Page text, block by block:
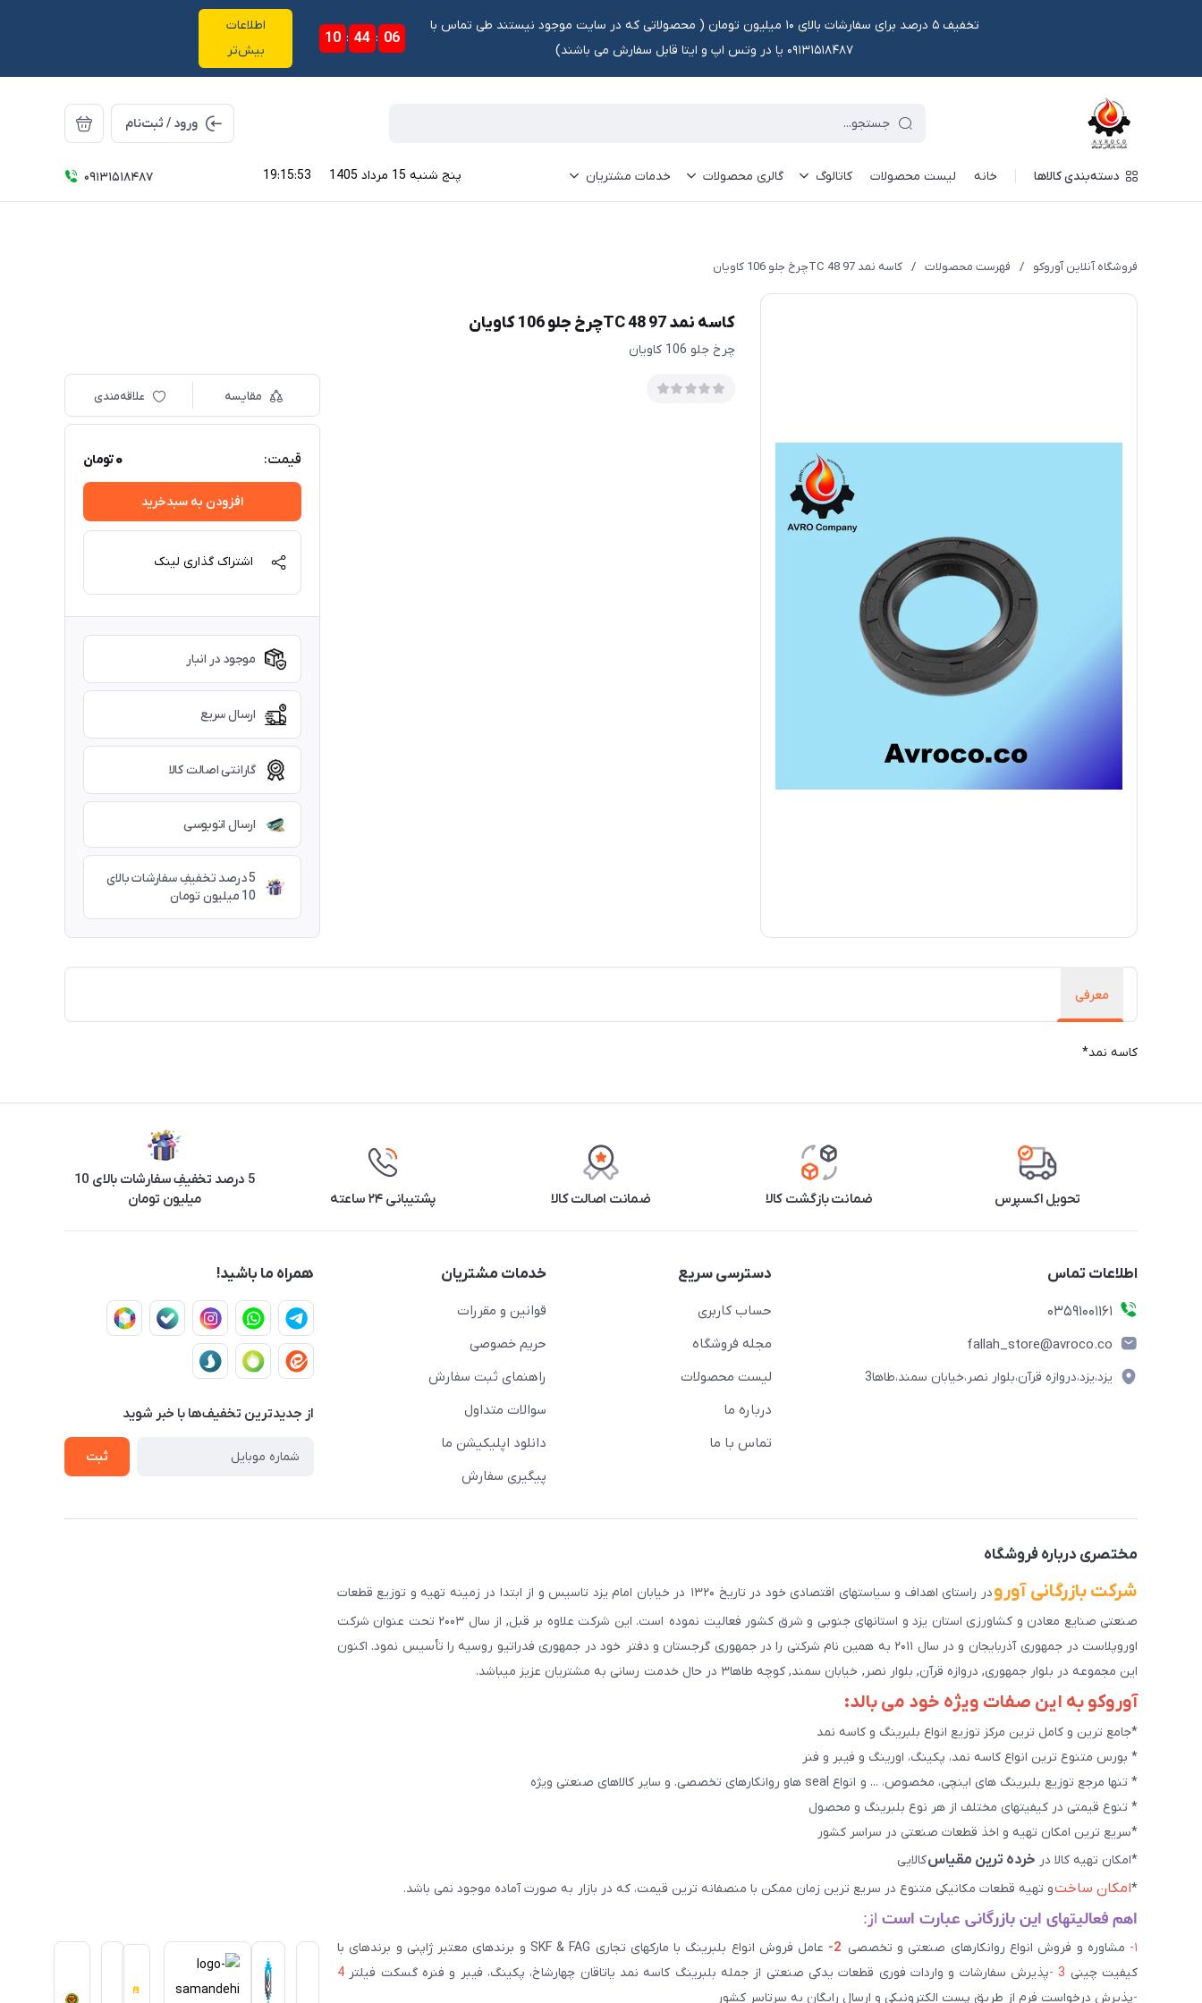
تخفیف ۵ درصد برای سفارشات بالای ۱۰ میلیون تومان ‌‌(‌‌ محصولاتی که در سایت موجود نیستند طی تماس با
۰۹۱۳۱۵۱۸۴۸۷ یا در وتس اپ و ایتا قابل سفارش می باشند)
10 : 44 : 06
اطلاعات
بیش‌تر
ورود / ثبت‌نام
دسته‌بندی کالاها خانه لیست محصولات کاتالوگ گالری محصولات خدمات مشتریان پنج شنبه 15 مرداد 1405 19:15:53
09131518487
فروشگاه آنلاین آوروکو / فهرست محصولات / کاسه نمد TC 48 97چرخ جلو 106 کاویان
کاسه نمد TC 48 97چرخ جلو 106 کاویان
چرخ جلو 106 کاویان
مقایسه علاقه‌مندی
قیمت: 0تومان
افزودن به سبدخرید
اشتراک گذاری لینک
موجود در انبار
ارسال سریع
گارانتی اصالت کالا
ارسال اتوبوسی
5 درصد تخفیفِ سفارشات بالای
10 میلیون تومان
معرفی
کاسه نمد*
تحویل اکسپرس ضمانت بازگشت کالا ضمانت اصالت کالا پشتیبانی ۲۴ ساعته
5 درصد تخفیفِ سفارشات بالای 10
میلیون تومان
اطلاعات تماس
03591001161
fallah_store@avroco.co
یزد،یزد،دروازه قرآن،بلوار نصر،خیابان سمند،طاها3
دسترسی سریع
حساب کاربری
مجله فروشگاه
لیست محصولات
درباره ما
تماس با ما
خدمات مشتریان
قوانین و مقررات
حریم خصوصی
راهنمای ثبت سفارش
سوالات متداول
دانلود اپلیکیشن ما
پیگیری سفارش
همراه ما باشید!
از جدید‌ترین تخفیف‌ها با‌ خبر شوید
ثبت
مختصری درباره فروشگاه
شرکت بازرگانی آورو
در راستای اهداف و سیاستهای اقتصادی خود در تاریخ ۱۳۲۰ در خیابان امام یزد تاسیس و از ابتدا در زمینه تهیه و توزیع قطعات
صنعتی صنایع معادن و کشاورزی استان یزد و استانهای جنوبی و شرق کشور فعالیت نموده است. این شرکت علاوه بر قبل, از سال ۲۰۰۳ تحت عنوان شرکت
اوروپلاست در جمهوری آذربایجان و در سال ۲۰۱۱ به همین نام شرکتی را در جمهوری گرجستان و دفتر خود در جمهوری فدراتیو روسیه را تأسیس نمود. اکنون
این مجموعه در بلوار جمهوری, دروازه قرآن, بلوار نصر, خیابان سمند, کوچه طاها۳ در حال خدمت رسانی به مشتریان عزیز میباشد.
آوروکو به این صفات ویژه خود می بالد:
*جامع ترین و کامل ترین مرکز توزیع انواع بلبرینگ و کاسه نمد
* بورس متنوع ترین انواع کاسه نمد، پکینگ، اورینگ و فیبر و فنر
* تنها مرجع توزیع بلبرینگ های اینچی، مخصوص، ... و انواع seal هاو روانکارهای تخصصی. و سایر کالاهای صنعتی ويژه
* تنوع قیمتی در کیفیتهای مختلف از هر نوع بلبرینگ و محصول
*سریع ترین امکان تهیه و اخذ قطعات صنعتی در سراسر کشور
*امکان تهیه کالا در خرده ترین مقیاسکالایی
*امکان ساختو تهیه قطعات مکانیکی متنوع در سریع ترین زمان ممکن با منصفانه ترین قیمت، که در بازار به صورت آماده موجود نمی باشد.
اهم فعالیتهای این بازرگانی عبارت است از:
۱- مشاوره و فروش انواع روانکارهای صنعتی و تخصصی 2-
عامل فروش انواع بلبرینگ با مارکهای تجاری SKF & FAG و برندهای معتبر ژاپنی و برندهای با
کیفیت چینی 3 - پذیرش سفارشات و واردات فوری قطعات یدکی صنعتی از جمله بلبرینگ کاسه نمد یاتاقان چهارشاخ، پکینگ، فیبر و فنره گسکت فیلتر 4
-پذیرش درخواست فرم از طریق پست الکترونیکی و ارسال رایگان به سرتاسر کشور